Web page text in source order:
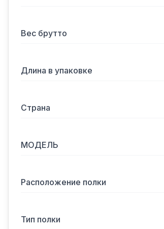
Вес брутто
Длина в упаковке
Страна
МОДЕЛЬ
Расположение полки
Тип полки